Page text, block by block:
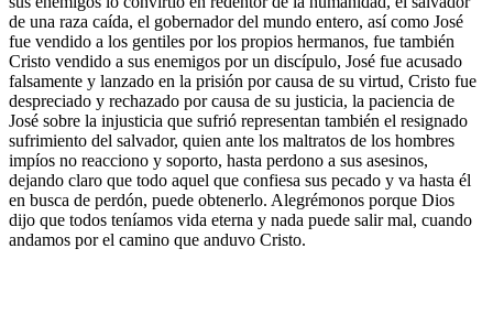
de una raza caída, el gobernador del mundo entero, así como José
fue vendido a los gentiles por los propios hermanos, fue también
Cristo vendido a sus enemigos por un discípulo, José fue acusado
falsamente y lanzado en la prisión por causa de su virtud, Cristo fue
despreciado y rechazado por causa de su justicia, la paciencia de
José sobre la injusticia que sufrió representan también el resignado
sufrimiento del salvador, quien ante los maltratos de los hombres
impíos no reacciono y soporto, hasta perdono a sus asesinos,
dejando claro que todo aquel que confiesa sus pecado y va hasta él
en busca de perdón, puede obtenerlo. Alegrémonos porque Dios
dijo que todos teníamos vida eterna y nada puede salir mal, cuando
andamos por el camino que anduvo Cristo.